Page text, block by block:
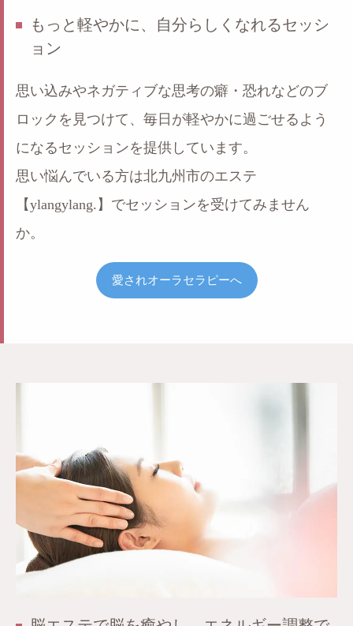
もっと軽やかに、自分らしくなれるセッシ
ョン
思い込みやネガティブな思考の癖・恐れなどのブ
ロックを見つけて、毎日が軽やかに過ごせるよう
になるセッションを提供しています。
思い悩んでいる方は北九州市のエステ
【ylangylang.】でセッションを受けてみません
か。
愛されオーラセラピーへ